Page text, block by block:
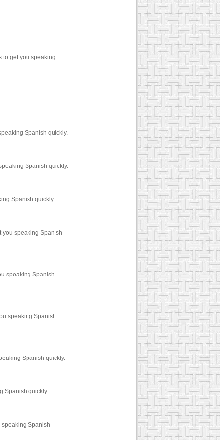
to get you speaking
Spanish quickly.
Spanish quickly.
Spanish quickly.
you speaking Spanish
speaking Spanish
speaking Spanish
Spanish quickly.
Spanish quickly.
Spanish